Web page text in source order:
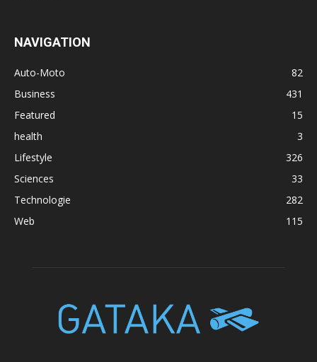
NAVIGATION
Auto-Moto
82
Business
431
Featured
15
health
3
Lifestyle
326
Sciences
33
Technologie
282
Web
115